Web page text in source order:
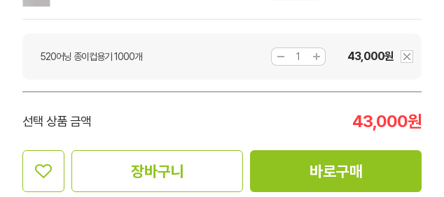
520어닝 종이컵용기 1000개 43,000원
선택 상품 금액 43,000원
장바구니 바로구매